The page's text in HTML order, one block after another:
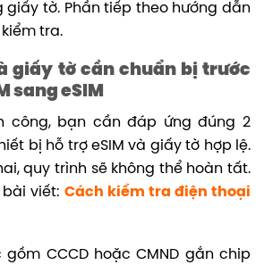
giấy tờ. Phần tiếp theo hướng dẫn
tra.
giấy tờ cần chuẩn bị trước
sang eSIM
công, bạn cần đáp ứng đúng 2
bị hỗ trợ eSIM và giấy tờ hợp lệ.
quy trình sẽ không thể hoàn tất.
viết: Cách kiểm tra điện thoại
CCCD hoặc CMND gắn chip